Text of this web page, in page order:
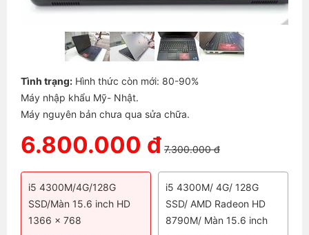
Tình trạng: Hình thức còn mới: 80-90%
Máy nhập khẩu Mỹ- Nhật.
Máy nguyên bản chưa qua sửa chữa.
6.800.000 đ 7.300.000 đ
i5 4300M/4G/128G
SSD/Màn 15.6 inch HD
1366 x 768
i5 4300M/ 4G/ 128G
SSD/ AMD Radeon HD
8790M/ Màn 15.6 inch